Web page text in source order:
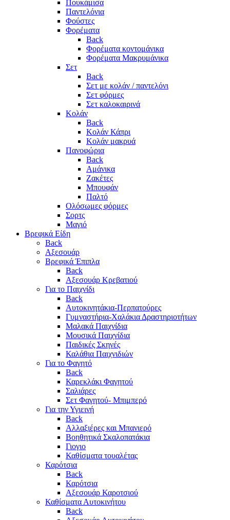
Πουκάμισα
Παντελόνια
Φούστες
Φορέματα
Back
Φορέματα κοντομάνικα
Φορέματα Μακρυμάνικα
Σετ
Back
Σετ με κολάν / παντελόνι
Σετ φόρμες
Σετ καλοκαιρινά
Κολάν
Back
Κολάν Κάπρι
Κολάν μακρυά
Πανοφώρια
Back
Αμάνικα
Ζακέτες
Μπουφάν
Παλτό
Ολόσωμες φόρμες
Σορτς
Μαγιό
Βρεφικά Είδη
Back
Αξεσουάρ
Βρεφικά Έπιπλα
Back
Αξεσουάρ Κρεβατιού
Για το Παιχνίδι
Back
Αυτοκινητάκια-Περπατούρες
Γυμναστήρια-Χαλάκια Δραστηριοτήτων
Μαλακά Παιχνίδια
Μουσικά Παιχνίδια
Παιδικές Σκηνές
Καλάθια Παιχνιδιών
Για το Φαγητό
Back
Καρεκλάκι Φαγητού
Σαλιάρες
Σετ Φαγητού- Μπιμπερό
Για την Υγιεινή
Back
Αλλαξιέρες και Μπανιερό
Βοηθητικά Σκαλοπατάκια
Γιογιο
Καθίσματα τουαλέτας
Καρότσια
Back
Καρότσια
Αξεσουάρ Καροτσιού
Καθίσματα Αυτοκινήτου
Back